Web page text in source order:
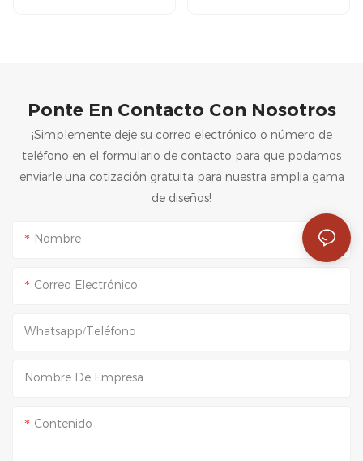
Embalajes
Premium -
Packshion
Packaging
Ponte En Contacto Con Nosotros
¡Simplemente deje su correo electrónico o número de
teléfono en el formulario de contacto para que podamos
enviarle una cotización gratuita para nuestra amplia gama
de diseños!
Nombre
Correo Electrónico
Whatsapp/Teléfono
Nombre De Empresa
Contenido